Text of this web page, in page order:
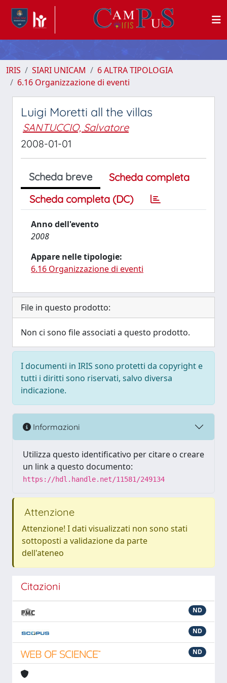
IRIS SIARI UNICAM
6 ALTRA TIPOLOGIA
6.16 Organizzazione di eventi
Luigi Moretti all the villas
SANTUCCIO, Salvatore
2008-01-01
Scheda breve
Scheda completa
Scheda completa (DC)
Anno dell'evento
2008
Appare nelle tipologie:
6.16 Organizzazione di eventi
File in questo prodotto:
Non ci sono file associati a questo prodotto.
I documenti in IRIS sono protetti da copyright e
tutti i diritti sono riservati, salvo diversa
indicazione.
Informazioni
Utilizza questo identificativo per citare o creare
un link a questo documento:
https://hdl.handle.net/11581/249134
Attenzione
Attenzione! I dati visualizzati non sono stati
sottoposti a validazione da parte
dell'ateneo
Citazioni
ND
ND
ND